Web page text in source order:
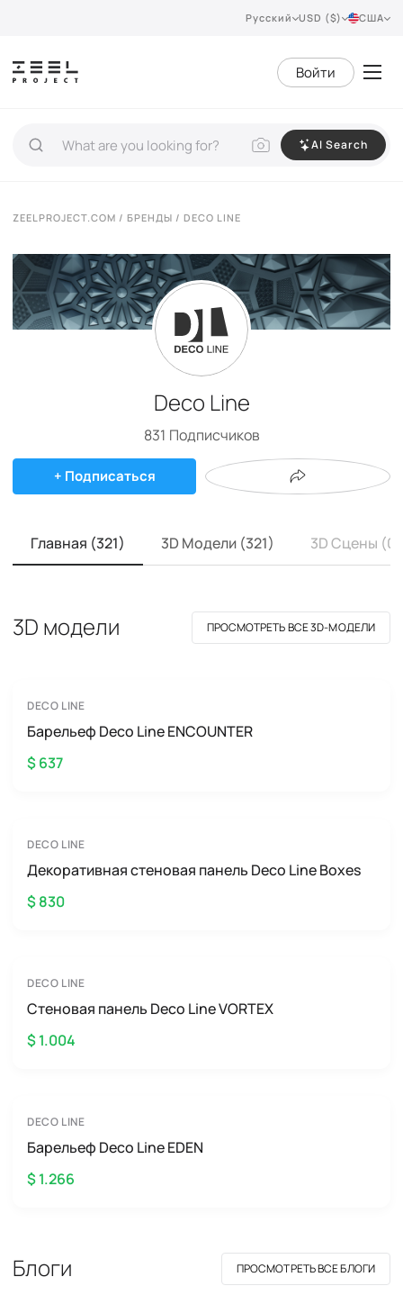
Русский USD ($) США
Войти
AI Search
ZEELPROJECT.COM / БРЕНДЫ / DECO LINE
Deco Line
831 Подписчиков
+ Подписаться
Главная (321) 3D Модели (321) 3D Сцены (0)
3D модели ПРОСМОТРЕТЬ ВСЕ 3D-МОДЕЛИ
DECO LINE
Барельеф Deco Line ENCOUNTER
$ 637
DECO LINE
Декоративная стеновая панель Deco Line Boxes
$ 830
DECO LINE
Стеновая панель Deco Line VORTEX
$ 1.004
DECO LINE
Барельеф Deco Line EDEN
$ 1.266
Блоги ПРОСМОТРЕТЬ ВСЕ БЛОГИ